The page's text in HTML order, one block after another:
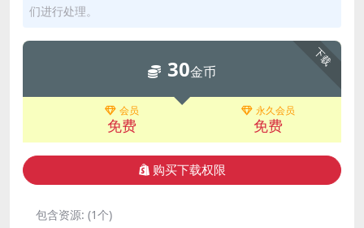
们进行处理。
下载
30金币
会员
免费
永久会员
免费
购买下载权限
包含资源: (1个)